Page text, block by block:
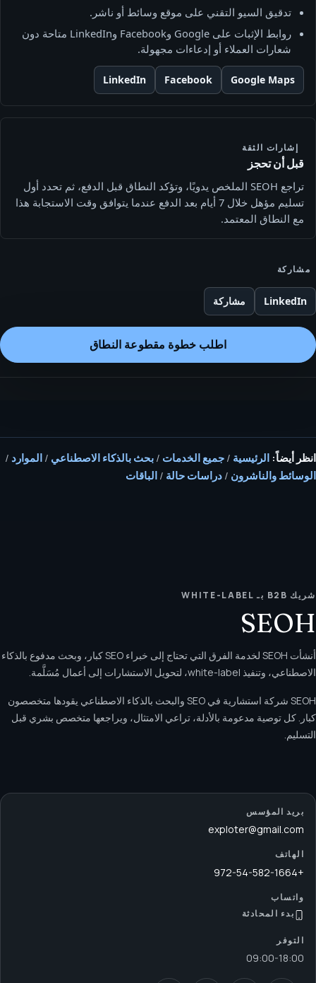
تدقيق السيو التقني على موقع وسائط أو ناشر.
روابط الإثبات على Google وFacebook وLinkedIn متاحة دون
شعارات العملاء أو إدعاءات مجهولة.
Google Maps
Facebook
LinkedIn
إشارات الثقة
قبل أن تحجز
تراجع SEOH الملخص يدويًا، وتؤكد النطاق قبل الدفع، ثم تحدد أول
تسليم مؤهل خلال 7 أيام بعد الدفع عندما يتوافق وقت الاستجابة هذا
مع النطاق المعتمد.
مشاركة
LinkedIn مشاركة
اطلب خطوة مقطوعة النطاق
انظر أيضاً: الرئيسية / جميع الخدمات / بحث بالذكاء الاصطناعي / الموارد /
الوسائط والناشرون / دراسات حالة / الباقات
شريك B2B بـ WHITE-LABEL
SEOH
أنشأت SEOH لخدمة الفرق التي تحتاج إلى خبراء SEO كبار، وبحث مدفوع بالذكاء
الاصطناعي، وتنفيذ white-label، لتحويل الاستشارات إلى أعمال مُسَلَّمة.
SEOH شركة استشارية في SEO والبحث بالذكاء الاصطناعي يقودها متخصصون
كبار. كل توصية مدعومة بالأدلة، تراعي الامتثال، ويراجعها متخصص بشري قبل
التسليم.
بريد المؤسس
exploter@gmail.com
الهاتف
+972-54-582-1664
واتساب
بدء المحادثة
التوفر
09:00-18:00